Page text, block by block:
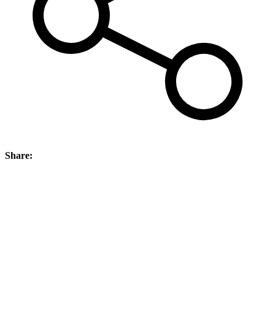
Share: